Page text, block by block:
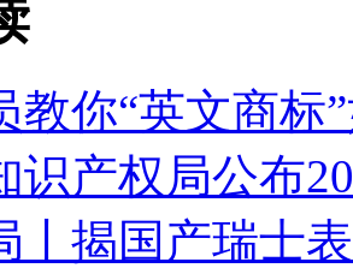
教你“英文商标
识产权局公布
丨揭国产瑞士